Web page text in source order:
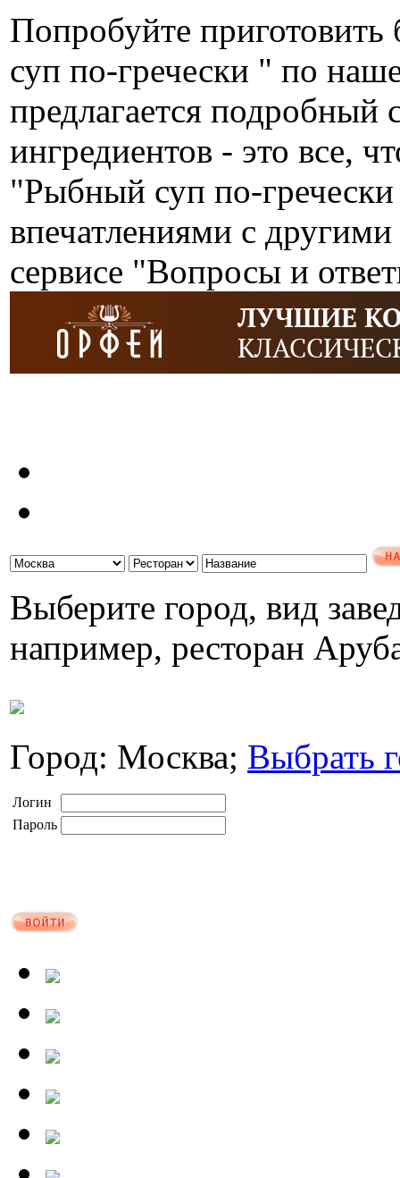
Попробуйте
суп по-гречески " по
предлагается подробный
ингредиентов - это все,
"Рыбный суп по-
впечатлениями с
сервисе "Вопросы и
Выберите город, вид
например, ресторан
Город: Москва; Выбрать
Логин
Пароль